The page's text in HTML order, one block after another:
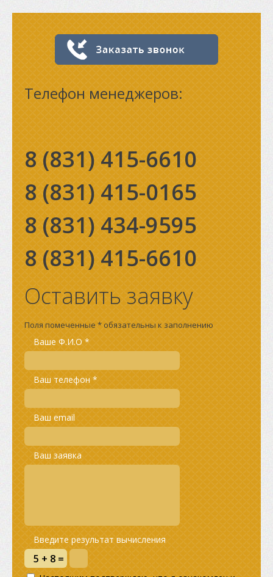
Телефон менеджеров:
8 (831) 415-6610
8 (831) 415-0165
8 (831) 434-9595
8 (831) 415-6610
Оставить заявку
Поля помеченные * обязательны к заполнению
Ваше Ф.И.О *
Ваш телефон *
Ваш email
Ваш заявка
Введите результат вычисления